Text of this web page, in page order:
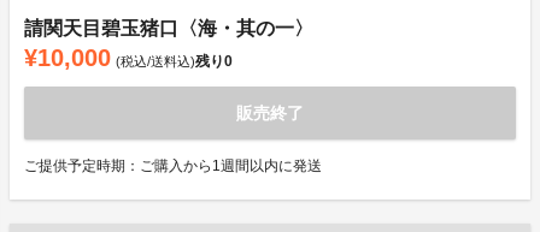
請関天目碧玉猪口〈海・其の一〉
¥10,000 (税込/送料込)残り0
販売終了
ご提供予定時期：ご購入から1週間以内に発送